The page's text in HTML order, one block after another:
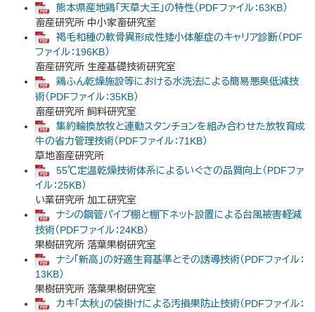
熊本県産地鶏「天草大王」の特性（PDFファイル：63KB）
畜産研究所 中小家畜研究室
褐毛和種の軟骨異形成性矮小体躯症のキャリア診断（PDF
ファイル：196KB）
畜産研究所 生産基礎技術研究室
鶏ふん乾燥施設等における水洗法による簡易悪臭低減技
術（PDFファイル：35KB）
畜産研究所 飼料研究室
集約輪換放牧と連動スタンチョンを組み合わせた放牧育成
牛の省力管理技術（PDFファイル：71KB）
草地畜産研究所
55℃定温乾燥技術体系によるいぐさの品質向上（PDFファ
イル：25KB）
い業研究所 加工研究室
ナシの鋼管パイプ棚と棚下ネット設置による台風被害軽減
技術（PDFファイル：24KB）
果樹研究所 落葉果樹研究室
ナシ「新高」の好適生育基準とその誘導技術（PDFファイル：
13KB）
果樹研究所 落葉果樹研究室
カキ「太秋」の袋掛けによる汚損果防止技術（PDFファイル：